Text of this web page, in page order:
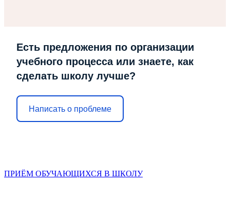
Есть предложения по организации
учебного процесса или знаете, как
сделать школу лучше?
Написать о проблеме
ПРИЁМ ОБУЧАЮЩИХСЯ В ШКОЛУ